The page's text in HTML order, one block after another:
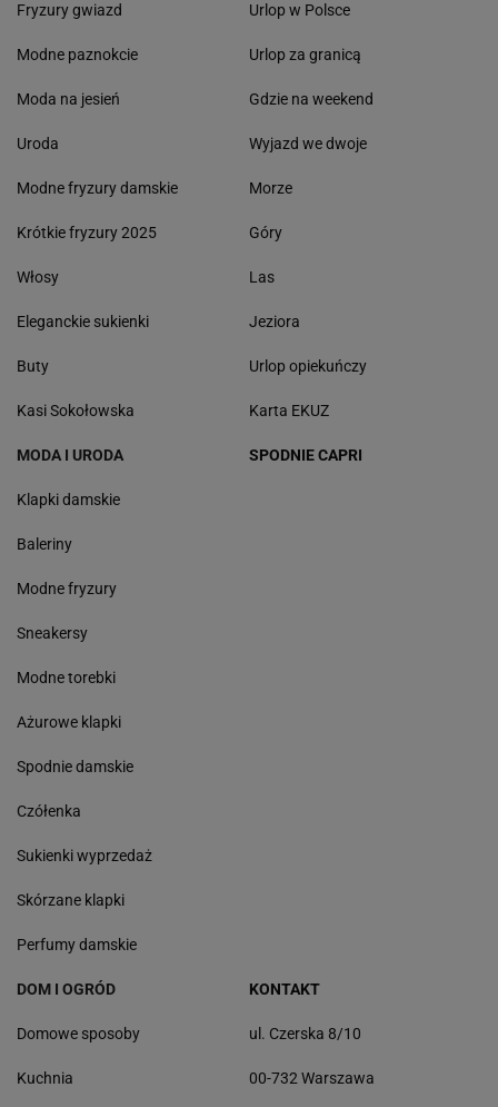
Fryzury gwiazd
Modne paznokcie
Moda na jesień
Uroda
Modne fryzury damskie
Krótkie fryzury 2025
Włosy
Eleganckie sukienki
Buty
Kasi Sokołowska
Urlop w Polsce
Urlop za granicą
Gdzie na weekend
Wyjazd we dwoje
Morze
Góry
Las
Jeziora
Urlop opiekuńczy
Karta EKUZ
MODA I URODA
Klapki damskie
Baleriny
Modne fryzury
Sneakersy
Modne torebki
Ażurowe klapki
Spodnie damskie
Czółenka
Sukienki wyprzedaż
Skórzane klapki
Perfumy damskie
SPODNIE CAPRI
DOM I OGRÓD
Domowe sposoby
Kuchnia
KONTAKT
ul. Czerska 8/10
00-732 Warszawa